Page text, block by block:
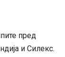
пред
и Силекс.